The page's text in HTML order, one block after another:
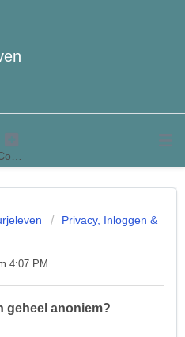
Privacy, Inloggen &
4:07 PM
geheel anoniem?